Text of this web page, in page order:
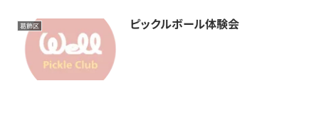
葛飾区 ピックルボール体験会